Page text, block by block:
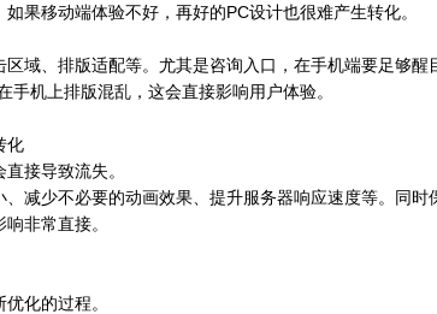
果移动端体验不好，再好的PC设计也很难产生转化。
域、排版适配等。尤其是咨询入口，在手机端要足够醒
机上排版混乱，这会直接影响用户体验。
化
接导致流失。
减少不必要的动画效果、提升服务器响应速度等。同时
非常直接。
化的过程。